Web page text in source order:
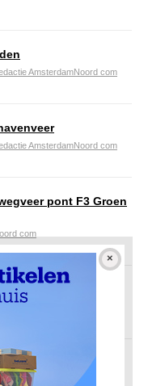
AmsterdamNoord com
AmsterdamNoord com
pont F3 Groen
com
AmsterdamNoord com